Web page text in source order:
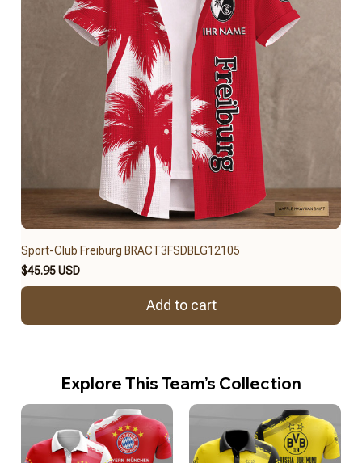
Sport-Club Freiburg BRACT3FSDBLG12105
$45.95 USD
Add to cart
Explore This Team’s Collection